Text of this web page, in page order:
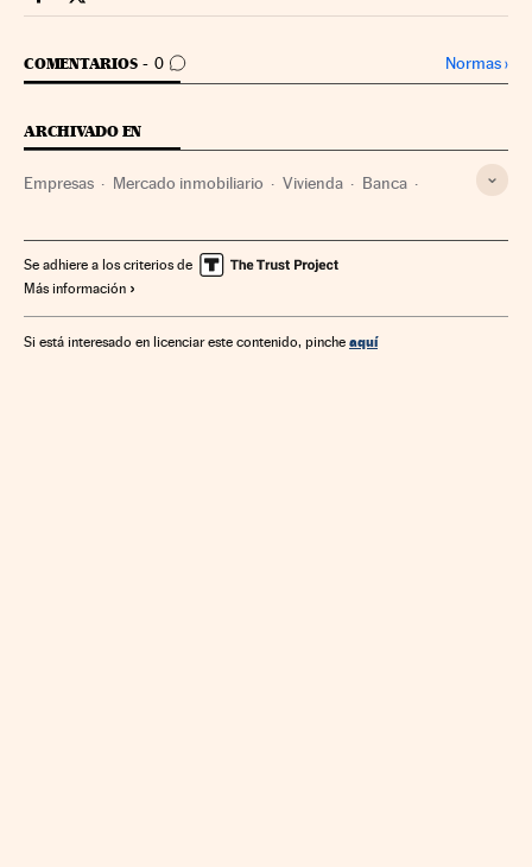
Companias Cinco Días en Facebook
Companias Cinco Días en Twitter
COMENTARIOS 0
IR A LOS COMENTARIOS Normas›
ARCHIVADO EN
Empresas Mercado inmobiliario Vivienda Banca
Deloitte Ministerio de Economía, Comercio y Empresa
Se adhiere a los criterios de
Más información
Si está interesado en licenciar este contenido, pinche aquí